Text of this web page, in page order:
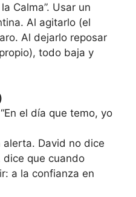
Calma”. Usar un
Al agitarlo (el
Al dejarlo reposar
todo baja y
el día que temo, yo
alerta. David no dice
dice que cuando
a la confianza en